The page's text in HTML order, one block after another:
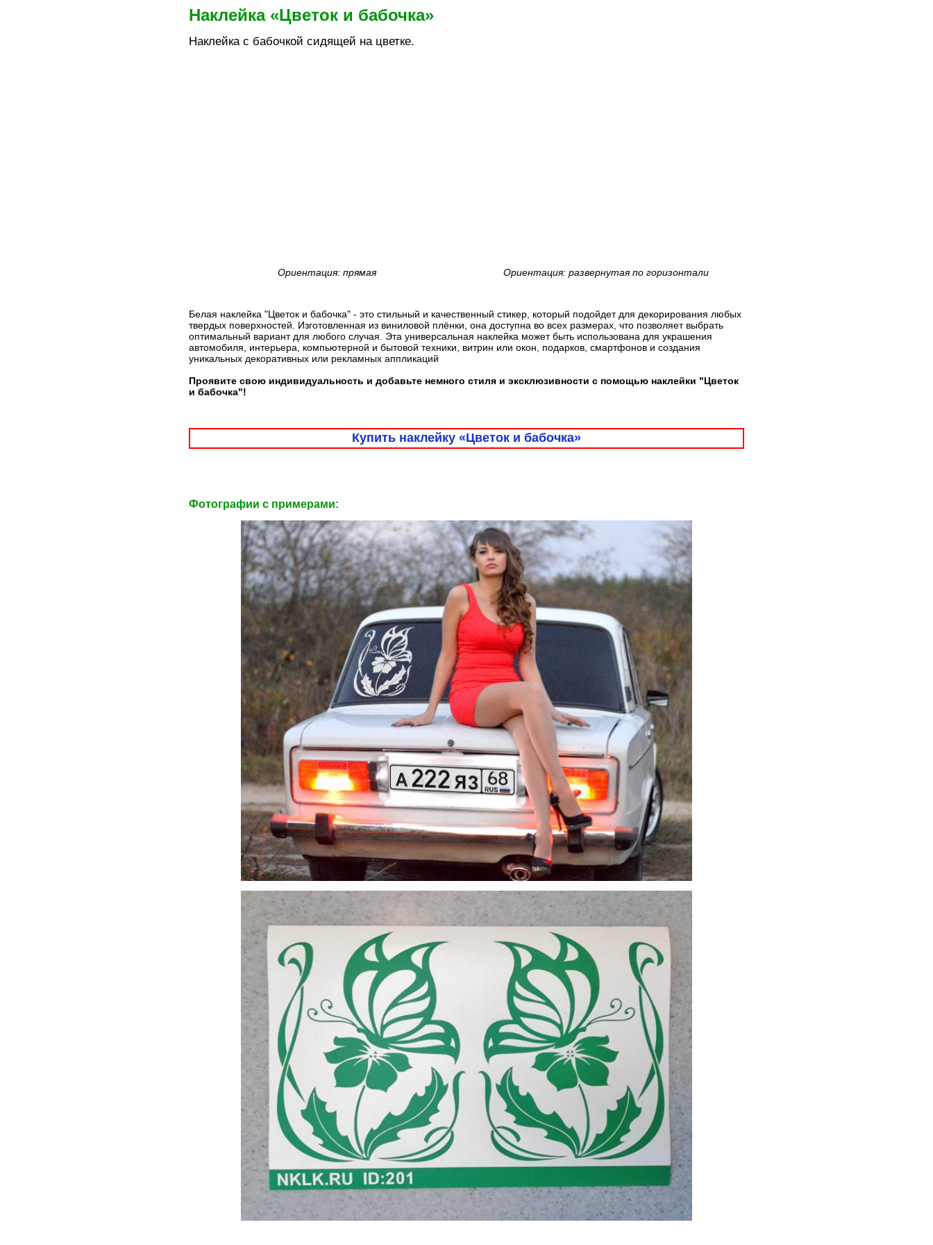
Наклейка «Цветок и бабочка»
Наклейка с бабочкой сидящей на цветке.
Ориентация: прямая Ориентация: развернутая по горизонтали
Белая наклейка "Цветок и бабочка" - это стильный и качественный стикер, который подойдет для декорирования любых
твердых поверхностей. Изготовленная из виниловой плёнки, она доступна во всех размерах, что позволяет выбрать
оптимальный вариант для любого случая. Эта универсальная наклейка может быть использована для украшения
автомобиля, интерьера, компьютерной и бытовой техники, витрин или окон, подарков, смартфонов и создания
уникальных декоративных или рекламных аппликаций
Проявите свою индивидуальность и добавьте немного стиля и эксклюзивности с помощью наклейки "Цветок
и бабочка"!
Купить наклейку «Цветок и бабочка»
Фотографии c примерами: